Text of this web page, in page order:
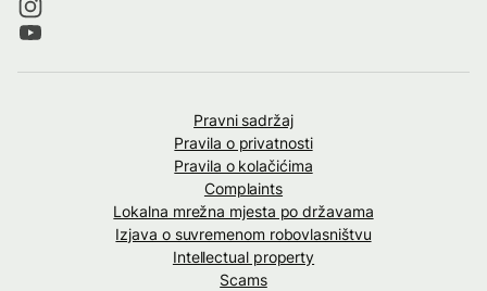
Pravni sadržaj
Pravila o privatnosti
Pravila o kolačićima
Complaints
Lokalna mrežna mjesta po državama
Izjava o suvremenom robovlasništvu
Intellectual property
Scams